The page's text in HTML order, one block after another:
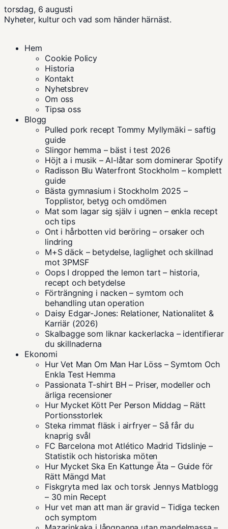
torsdag, 6 augusti
Nyheter, kultur och vad som händer härnäst.
Hem
Cookie Policy
Historia
Kontakt
Nyhetsbrev
Om oss
Tipsa oss
Blogg
Pulled pork recept Tommy Myllymäki – saftig
guide
Slingor hemma – bäst i test 2026
Höjt a i musik – AI-låtar som dominerar Spotify
Radisson Blu Waterfront Stockholm – komplett
guide
Bästa gymnasium i Stockholm 2025 –
Topplistor, betyg och omdömen
Mat som lagar sig själv i ugnen – enkla recept
och tips
Ont i hårbotten vid beröring – orsaker och
lindring
M+S däck – betydelse, laglighet och skillnad
mot 3PMSF
Oops I dropped the lemon tart – historia,
recept och betydelse
Förträngning i nacken – symtom och
behandling utan operation
Daisy Edgar-Jones: Relationer, Nationalitet &
Karriär (2026)
Skalbagge som liknar kackerlacka – identifierar
du skillnaderna
Ekonomi
Hur Vet Man Om Man Har Löss – Symtom Och
Enkla Test Hemma
Passionata T-shirt BH – Priser, modeller och
ärliga recensioner
Hur Mycket Kött Per Person Middag – Rätt
Portionsstorlek
Steka rimmat fläsk i airfryer – Så får du
knaprig svål
FC Barcelona mot Atlético Madrid Tidslinje –
Statistik och historiska möten
Hur Mycket Ska En Kattunge Äta – Guide för
Rätt Mängd Mat
Fiskgryta med lax och torsk Jennys Matblogg
– 30 min Recept
Hur vet man att man är gravid – Tidiga tecken
och symptom